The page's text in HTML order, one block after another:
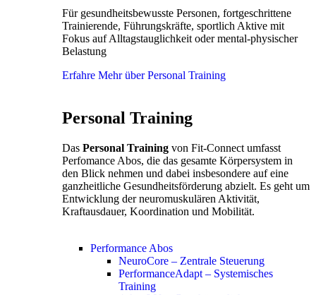
Für gesundheitsbewusste Personen, fortgeschrittene
Trainierende, Führungskräfte, sportlich Aktive mit
Fokus auf Alltagstauglichkeit oder mental-physischer
Belastung
Erfahre Mehr über Personal Training
Personal Training
Das Personal Training von Fit-Connect umfasst
Perfomance Abos, die das gesamte Körpersystem in
den Blick nehmen und dabei insbesondere auf eine
ganzheitliche Gesundheitsförderung abzielt. Es geht um
Entwicklung der neuromuskulären Aktivität,
Kraftausdauer, Koordination und Mobilität.
Performance Abos
NeuroCore – Zentrale Steuerung
PerformanceAdapt – Systemisches
Training